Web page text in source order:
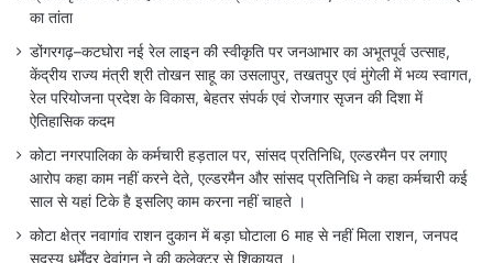
का तांता
डोंगरगढ़–कटघोरा नई रेल लाइन की स्वीकृति पर जनआभार का अभूतपूर्व उत्साह,
केंद्रीय राज्य मंत्री श्री तोखन साहू का उसलापुर, तखतपुर एवं मुंगेली में भव्य स्वागत,
रेल परियोजना प्रदेश के विकास, बेहतर संपर्क एवं रोजगार सृजन की दिशा में
ऐतिहासिक कदम
कोटा नगरपालिका के कर्मचारी हड़ताल पर, सांसद प्रतिनिधि, एल्डरमैन पर लगाए
आरोप कहा काम नहीं करने देते, एल्डरमैन और सांसद प्रतिनिधि ने कहा कर्मचारी कई
साल से यहां टिके है इसलिए काम करना नहीं चाहते ।
कोटा क्षेत्र नवागांव राशन दुकान में बड़ा घोटाला 6 माह से नहीं मिला राशन, जनपद
सदस्य धर्मेंद्र देवांगन ने की कलेक्टर से शिकायत ।